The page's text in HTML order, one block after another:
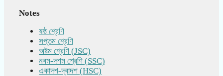
Notes
ষষ্ঠ শ্রেণি
সপ্তম শ্রেণি
অষ্টম শ্রেণি (JSC)
নবম-দশম শ্রেণি (SSC)
একাদশ-দ্বাদশ (HSC)